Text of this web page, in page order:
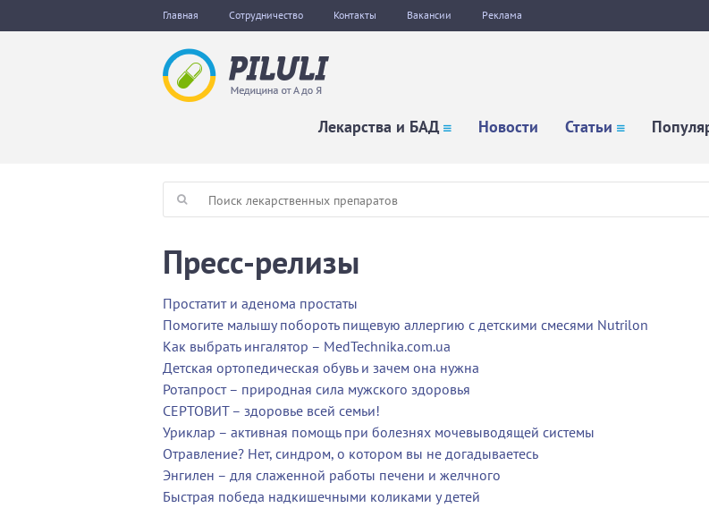
Главная Сотрудничество Контакты Вакансии Реклама
Лекарства и БАД Новости Статьи
Пресс-релизы
Простатит и аденома простаты
Помогите малышу побороть пищевую аллергию с детскими смесями Nutrilon
Как выбрать ингалятор – MedTechnika.com.ua
Детская ортопедическая обувь и зачем она нужна
Ротапрост – природная сила мужского здоровья
СЕРТОВИТ – здоровье всей семьи!
Уриклар – активная помощь при болезнях мочевыводящей системы
Отравление? Нет, синдром, о котором вы не догадываетесь
Энгилен – для слаженной работы печени и желчного
Быстрая победа надкишечными коликами у детей